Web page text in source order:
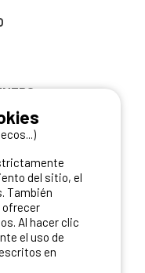
del sitio, el
También
ofrecer
Al hacer clic
el uso de
en